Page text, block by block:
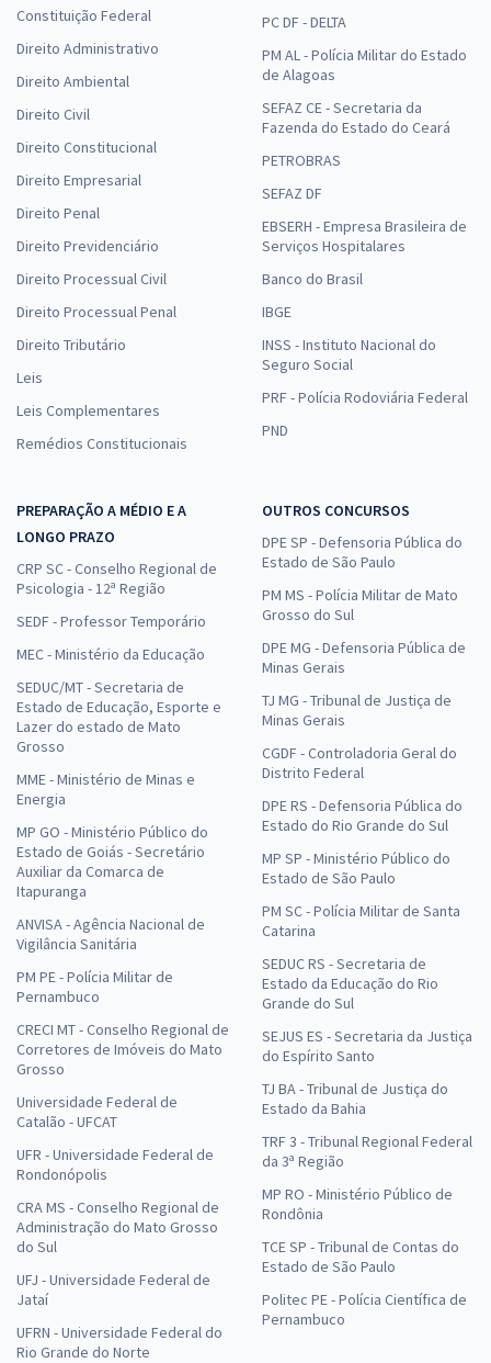
Constituição Federal
Direito Administrativo
Direito Ambiental
Direito Civil
Direito Constitucional
Direito Empresarial
Direito Penal
Direito Previdenciário
Direito Processual Civil
Direito Processual Penal
Direito Tributário
Leis
Leis Complementares
Remédios Constitucionais
PC DF - DELTA
PM AL - Polícia Militar do Estado
de Alagoas
SEFAZ CE - Secretaria da
Fazenda do Estado do Ceará
PETROBRAS
SEFAZ DF
EBSERH - Empresa Brasileira de
Serviços Hospitalares
Banco do Brasil
IBGE
INSS - Instituto Nacional do
Seguro Social
PRF - Polícia Rodoviária Federal
PND
PREPARAÇÃO A MÉDIO E A
LONGO PRAZO
CRP SC - Conselho Regional de
Psicologia - 12ª Região
SEDF - Professor Temporário
MEC - Ministério da Educação
SEDUC/MT - Secretaria de
Estado de Educação, Esporte e
Lazer do estado de Mato
Grosso
MME - Ministério de Minas e
Energia
MP GO - Ministério Público do
Estado de Goiás - Secretário
Auxiliar da Comarca de
Itapuranga
ANVISA - Agência Nacional de
Vigilância Sanitária
PM PE - Polícia Militar de
Pernambuco
CRECI MT - Conselho Regional de
Corretores de Imóveis do Mato
Grosso
Universidade Federal de
Catalão - UFCAT
UFR - Universidade Federal de
Rondonópolis
CRA MS - Conselho Regional de
Administração do Mato Grosso
do Sul
UFJ - Universidade Federal de
Jataí
UFRN - Universidade Federal do
Rio Grande do Norte
OUTROS CONCURSOS
DPE SP - Defensoria Pública do
Estado de São Paulo
PM MS - Polícia Militar de Mato
Grosso do Sul
DPE MG - Defensoria Pública de
Minas Gerais
TJ MG - Tribunal de Justiça de
Minas Gerais
CGDF - Controladoria Geral do
Distrito Federal
DPE RS - Defensoria Pública do
Estado do Rio Grande do Sul
MP SP - Ministério Público do
Estado de São Paulo
PM SC - Polícia Militar de Santa
Catarina
SEDUC RS - Secretaria de
Estado da Educação do Rio
Grande do Sul
SEJUS ES - Secretaria da Justiça
do Espírito Santo
TJ BA - Tribunal de Justiça do
Estado da Bahia
TRF 3 - Tribunal Regional Federal
da 3ª Região
MP RO - Ministério Público de
Rondônia
TCE SP - Tribunal de Contas do
Estado de São Paulo
Politec PE - Polícia Científica de
Pernambuco